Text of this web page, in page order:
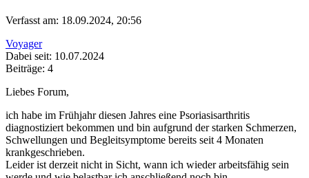
Verfasst am: 18.09.2024, 20:56
Voyager
Dabei seit: 10.07.2024
Beiträge: 4
Liebes Forum,
ich habe im Frühjahr diesen Jahres eine Psoriasisarthritis
diagnostiziert bekommen und bin aufgrund der starken Schmerzen,
Schwellungen und Begleitsymptome bereits seit 4 Monaten
krankgeschrieben.
Leider ist derzeit nicht in Sicht, wann ich wieder arbeitsfähig sein